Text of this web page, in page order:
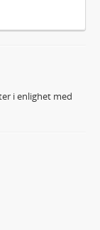
i enlighet med